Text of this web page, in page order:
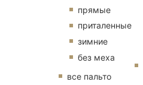
прямые
приталенные
зимние
без меха
все пальто